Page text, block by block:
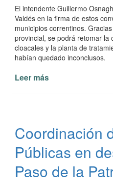
El intendente Guillermo
Valdés en la firma de estos
municipios correntinos.
provincial, se podrá retomar la
cloacales y la planta de
habían quedado inconclusos.
Leer más
gobernador
Valdés
en
reactivación
de
Coordinación
Públicas en
Paso de la